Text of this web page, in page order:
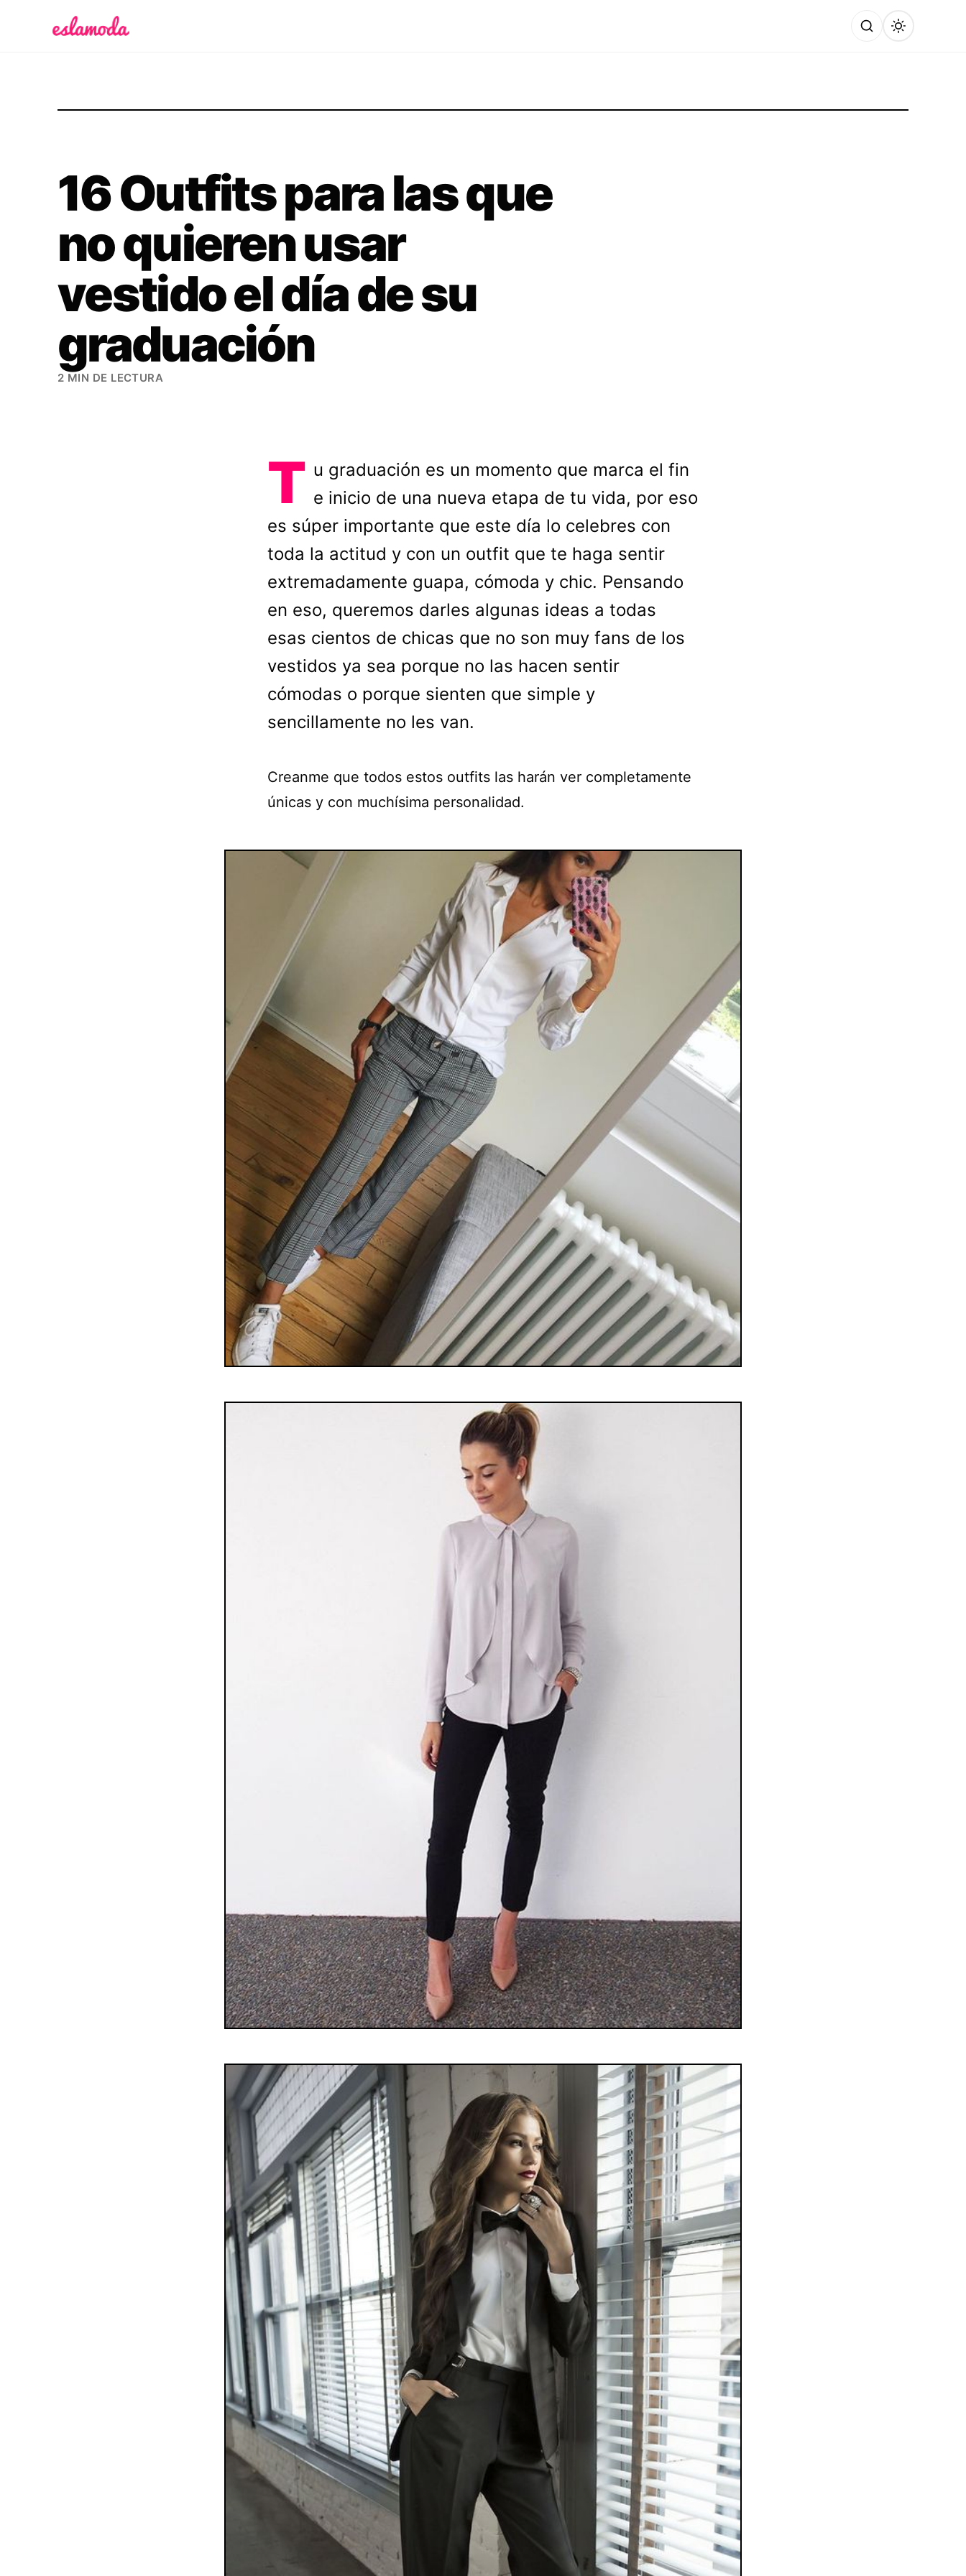
16 Outfits para las que
no quieren usar
vestido el día de su
graduación
2 MIN DE LECTURA
T u graduación es un momento que marca el fin
e inicio de una nueva etapa de tu vida, por eso
es súper importante que este día lo celebres con
toda la actitud y con un outfit que te haga sentir
extremadamente guapa, cómoda y chic. Pensando
en eso, queremos darles algunas ideas a todas
esas cientos de chicas que no son muy fans de los
vestidos ya sea porque no las hacen sentir
cómodas o porque sienten que simple y
sencillamente no les van.
Creanme que todos estos outfits las harán ver completamente
únicas y con muchísima personalidad.